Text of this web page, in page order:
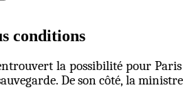
conditions
la possibilité pour
De son côté, la